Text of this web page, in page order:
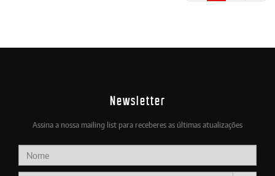
Newsletter
Assina a nossa mailing list para receberes as últimas atualizações